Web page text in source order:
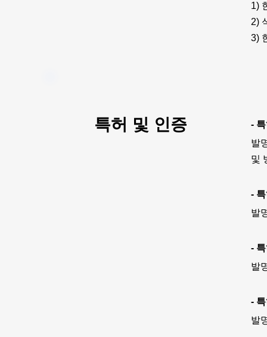
1)
2)
3)
특허 및 인증
-
발
및
-
발
-
발
-
발